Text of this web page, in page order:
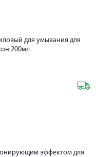
для умывания для
200мл
эффектом для